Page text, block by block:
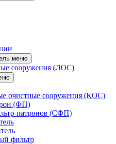
меню
сооружения (ЛОС)
очистные сооружения (КОС)
(ФП)
патронов (СФП)
фильтр